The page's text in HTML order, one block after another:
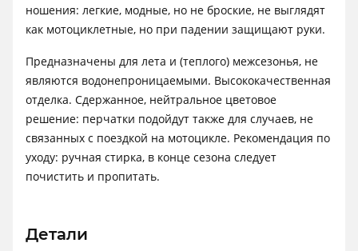
ношения: легкие, модные, но не броские, не выглядят
как мотоциклетные, но при падении защищают руки.
Предназначены для лета и (теплого) межсезонья, не
являются водонепроницаемыми. Высококачественная
отделка. Сдержанное, нейтральное цветовое
решение: перчатки подойдут также для случаев, не
связанных с поездкой на мотоцикле. Рекомендация по
уходу: ручная стирка, в конце сезона следует
почистить и пропитать.
Детали